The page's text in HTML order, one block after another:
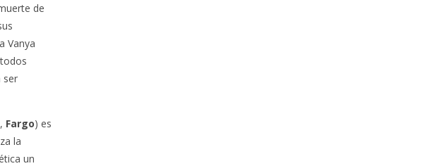
de
Vanya
ser
, Fargo) es
la
un